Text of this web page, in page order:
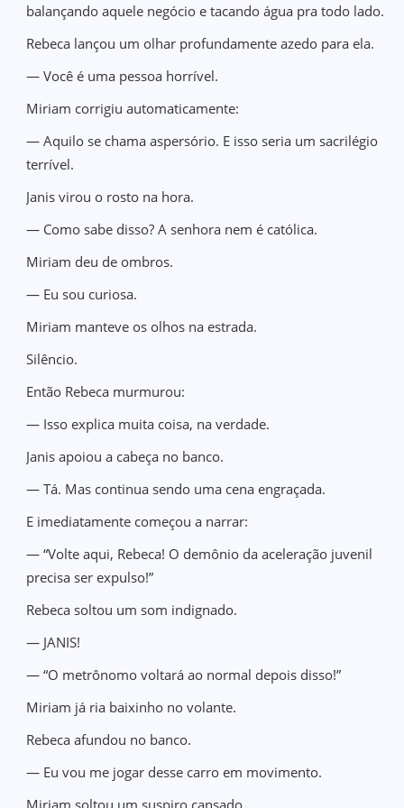
balançando aquele negócio e tacando água pra todo lado.
Rebeca lançou um olhar profundamente azedo para ela.
— Você é uma pessoa horrível.
Miriam corrigiu automaticamente:
— Aquilo se chama aspersório. E isso seria um sacrilégio
terrível.
Janis virou o rosto na hora.
— Como sabe disso? A senhora nem é católica.
Miriam deu de ombros.
— Eu sou curiosa.
Miriam manteve os olhos na estrada.
Silêncio.
Então Rebeca murmurou:
— Isso explica muita coisa, na verdade.
Janis apoiou a cabeça no banco.
— Tá. Mas continua sendo uma cena engraçada.
E imediatamente começou a narrar:
— “Volte aqui, Rebeca! O demônio da aceleração juvenil
precisa ser expulso!”
Rebeca soltou um som indignado.
— JANIS!
— “O metrônomo voltará ao normal depois disso!”
Miriam já ria baixinho no volante.
Rebeca afundou no banco.
— Eu vou me jogar desse carro em movimento.
Miriam soltou um suspiro cansado.